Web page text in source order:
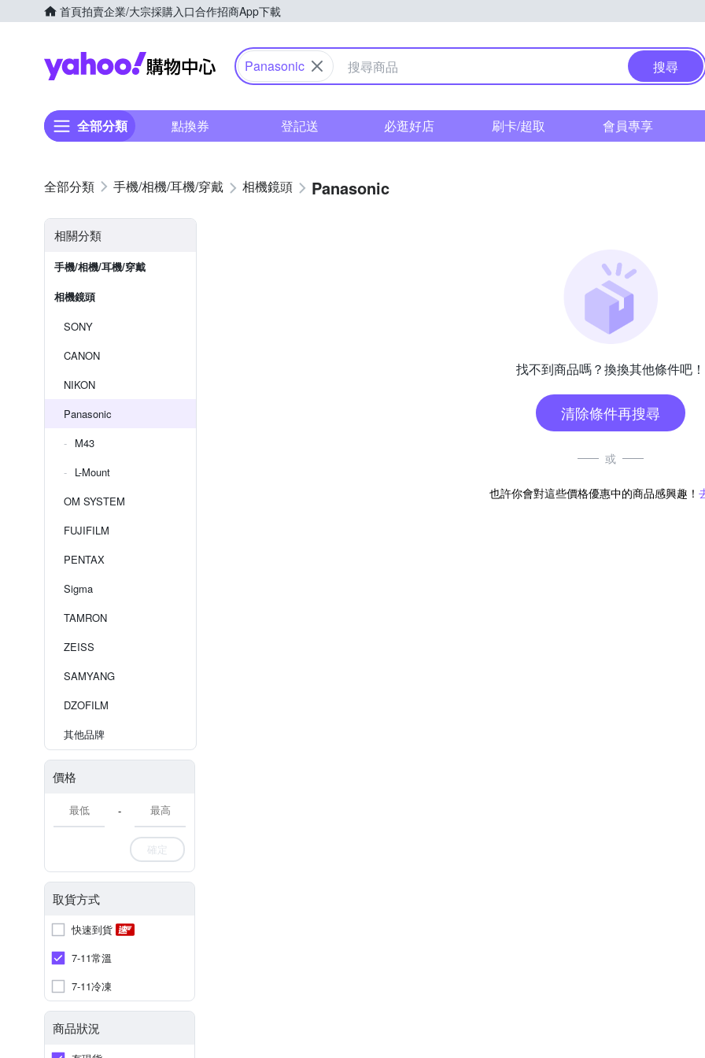
首頁拍賣企業/大宗採購入口合作招商App下載
Yahoo購物中心
Panasonic 搜尋
全部分類 點換券 登記送 必逛好店 刷卡/超取 會員專享
手機/相機/耳機/穿戴 相機鏡頭 Panasonic
相關分類
手機/相機/耳機/穿戴
相機鏡頭
SONY
CANON
NIKON
Panasonic
M43
L-Mount
OM SYSTEM
FUJIFILM
PENTAX
Sigma
TAMRON
ZEISS
SAMYANG
DZOFILM
其他品牌
價格
-
確定
取貨方式
快速到貨
7-11常溫
7-11冷凍
商品狀況
找不到商品嗎？換換其他條件吧！
清除條件再搜尋
或
也許你會對這些價格優惠中的商品感興趣！